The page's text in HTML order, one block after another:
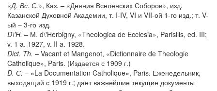
«Д. Вс. С.», Каз. – «Деяния Вселенских Соборов», изд.
Казанской Духовной Академии, т. I-IV, VI и VII-ой 1-го изд.; т. V-
ый – 3-го изд.
D\'H. – М. d\'Herbigny, «Theologica de Ecclesia», Parisilis, ed. III;
v. 1 a. 1927, v. II a. 1928.
Dict. Th. – Vacant et Mangenot, «Dictionnaire de Theologie
Catholique», Paris. (Издается с 1909 г.)
D. С. – «La Documentation Catholique», Paris. Еженедельник,
выходящий с 1919 г.; дает важнейшие текущие документы